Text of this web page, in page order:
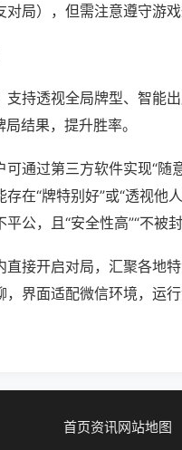
局），但需注意遵守游戏
持透视全局牌型、智能
结果，提升胜率。
通过第三方软件实现“随
在“牌特别好”或“透视他
公，且“安全性高”“不被封
接开启对局，汇聚各地
，界面适配微信环境，运
首页资讯网站地图